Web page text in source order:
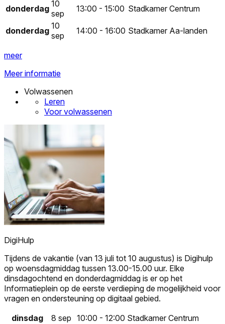
donderdag 10
sep
13:00 - 15:00 Stadkamer Centrum
donderdag 10
sep
14:00 - 16:00 Stadkamer Aa-landen
meer
Meer informatie
Volwassenen
Leren
Voor volwassenen
DigiHulp
Tijdens de vakantie (van 13 juli tot 10 augustus) is Digihulp
op woensdagmiddag tussen 13.00-15.00 uur. Elke
dinsdagochtend en donderdagmiddag is er op het
Informatieplein op de eerste verdieping de mogelijkheid voor
vragen en ondersteuning op digitaal gebied.
dinsdag
8 sep 10:00 - 12:00 Stadkamer Centrum